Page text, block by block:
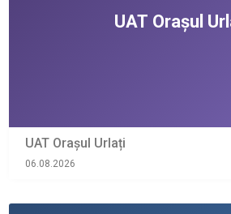
UAT Orașul Urlați
06.08.2026